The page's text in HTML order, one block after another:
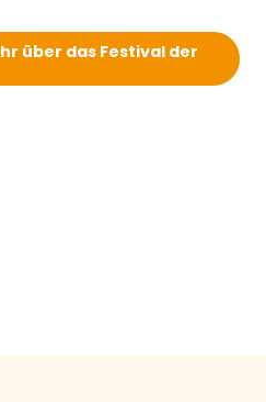
über das Festival der